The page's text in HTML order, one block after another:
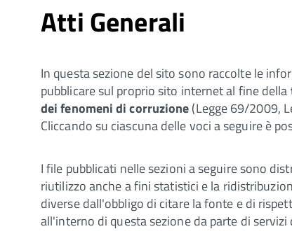
Atti Generali
In questa sezione del sito sono raccolte le
pubblicare sul proprio sito internet al fine della
dei fenomeni di corruzione(Legge 69/2009,
Cliccando su ciascuna delle voci a seguire è
I file pubblicati nelle sezioni a seguire sono
riutilizzo anche a fini statistici e la
diverse dall'obbligo di citare la fonte e di
all'interno di questa sezione da parte di